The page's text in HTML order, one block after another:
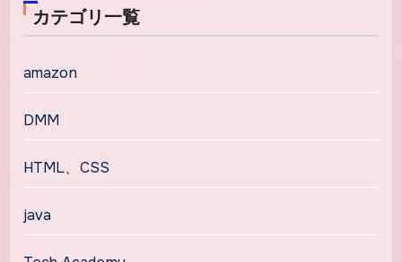
カテゴリ一覧
amazon
DMM
HTML、CSS
java